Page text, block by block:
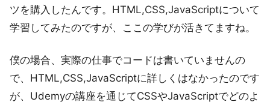
ツを購入したんです。HTML,CSS,JavaScriptについて
学習してみたのですが、ここの学びが活きてますね。
僕の場合、実際の仕事でコードは書いていませんの
で、HTML,CSS,JavaScriptに詳しくはなかったのです
が、Udemyの講座を通じてCSSやJavaScriptでどのよ